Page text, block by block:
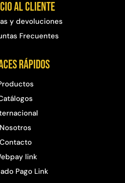
al cliente
y devoluciones
Frecuentes​
rápidos
Nosotros
Contacto
link
Pago Link